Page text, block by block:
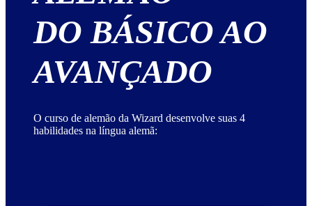
DO BÁSICO AO
AVANÇADO
O curso de alemão da Wizard desenvolve suas 4
habilidades na língua alemã: